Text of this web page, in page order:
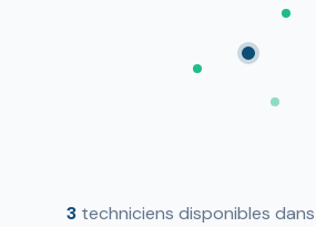
3techniciens disponibles